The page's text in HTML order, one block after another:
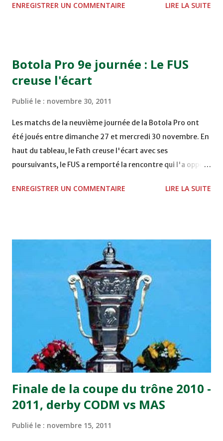
TERRAIN EL ABDI - EL JADIDA 16h30 OCK 0 - 1 HUSA
Mardi 06/12/2011 15H00 WAF - OCS au COMPLEXE SPORTIF
DE FES - FES WAC - MAS Reporté pour cause de finale de la
ENREGISTRER UN COMMENTAIRE LIRE LA SUITE
Botola Pro 9e journée : Le FUS
creuse l'écart
Publié le : novembre 30, 2011
Les matchs de la neuvième journée de la Botola Pro ont
été joués entre dimanche 27 et mercredi 30 novembre. En
haut du tableau, le Fath creuse l'écart avec ses
poursuivants, le FUS a remporté la rencontre qui l'a opposé
2, Badr Kachani a ouvert la marque à la 38e pour les
joueurs soussis, et ont réussi à mener au score à la dernière
minute du temps réglementaire grâce à un but de Mourad
Benchrifa. Son poursuivant direct le CRA de son coté a
chuté à domicile face à l'OCK sur le score de 0 - 2. La
bonne affaire de la semaine a été réalisée par le Moghreb
de Tetouan qui s'est hissé à la deuxième place après avoir
remporté trois précieux points sur la pelouse du complexe
Moulay Abdallah face aux FAR grâce à un but marqué par
Abdeladim Khadrouf à la 61e...
ENREGISTRER UN COMMENTAIRE LIRE LA SUITE
Finale de la coupe du trône 2010 -
2011, derby CODM vs MAS
Publié le : novembre 15, 2011